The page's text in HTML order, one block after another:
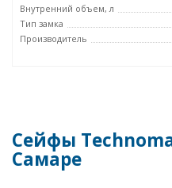
Внутренний объем, л
Тип замка
Производитель
Сейфы
Самаре